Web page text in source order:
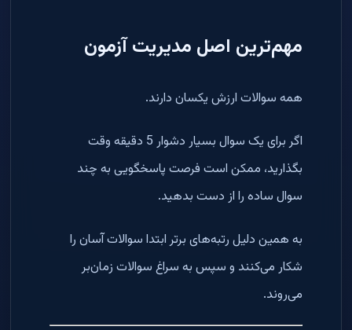
مهم‌ترین اصل مدیریت آزمون
همه سوالات ارزش یکسان دارند.
اگر برای یک سوال بسیار دشوار 5 دقیقه وقت
بگذارید، ممکن است فرصت پاسخگویی به چند
سوال ساده را از دست بدهید.
به همین دلیل رتبه‌های برتر ابتدا سوالات آسان را
شکار می‌کنند و سپس به سراغ سوالات زمان‌بر
می‌روند.